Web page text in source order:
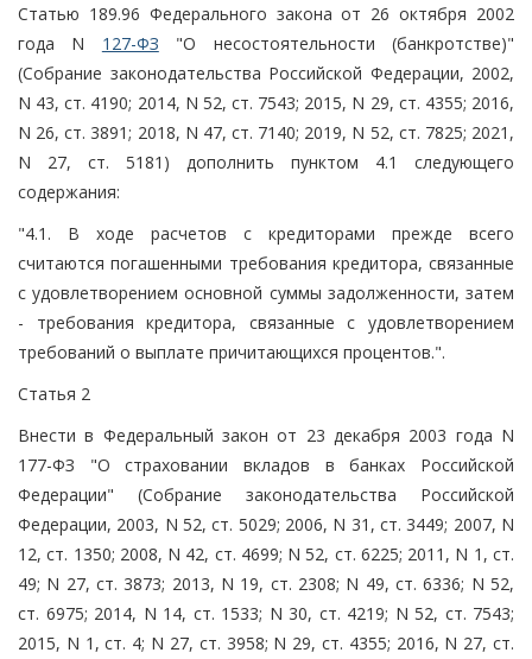
Статью 189.96 Федерального закона от 26 октября 2002
года N 127-ФЗ "О несостоятельности (банкротстве)"
(Собрание законодательства Российской Федерации, 2002,
N 43, ст. 4190; 2014, N 52, ст. 7543; 2015, N 29, ст. 4355; 2016,
N 26, ст. 3891; 2018, N 47, ст. 7140; 2019, N 52, ст. 7825; 2021,
N 27, ст. 5181) дополнить пунктом 4.1 следующего
содержания:
"4.1. В ходе расчетов с кредиторами прежде всего
считаются погашенными требования кредитора, связанные
с удовлетворением основной суммы задолженности, затем
- требования кредитора, связанные с удовлетворением
требований о выплате причитающихся процентов.".
Статья 2
Внести в Федеральный закон от 23 декабря 2003 года N
177-ФЗ "О страховании вкладов в банках Российской
Федерации" (Собрание законодательства Российской
Федерации, 2003, N 52, ст. 5029; 2006, N 31, ст. 3449; 2007, N
12, ст. 1350; 2008, N 42, ст. 4699; N 52, ст. 6225; 2011, N 1, ст.
49; N 27, ст. 3873; 2013, N 19, ст. 2308; N 49, ст. 6336; N 52,
ст. 6975; 2014, N 14, ст. 1533; N 30, ст. 4219; N 52, ст. 7543;
2015, N 1, ст. 4; N 27, ст. 3958; N 29, ст. 4355; 2016, N 27, ст.